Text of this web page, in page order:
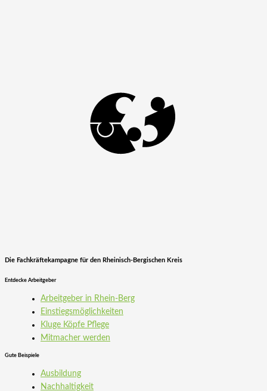
Die Fachkräftekampagne für den Rheinisch-Bergischen Kreis
Entdecke Arbeitgeber
Arbeitgeber in Rhein-Berg
Einstiegs­möglichkeiten
Kluge Köpfe Pflege
Mitmacher werden
Gute Beispiele
Ausbildung
Nachhaltigkeit